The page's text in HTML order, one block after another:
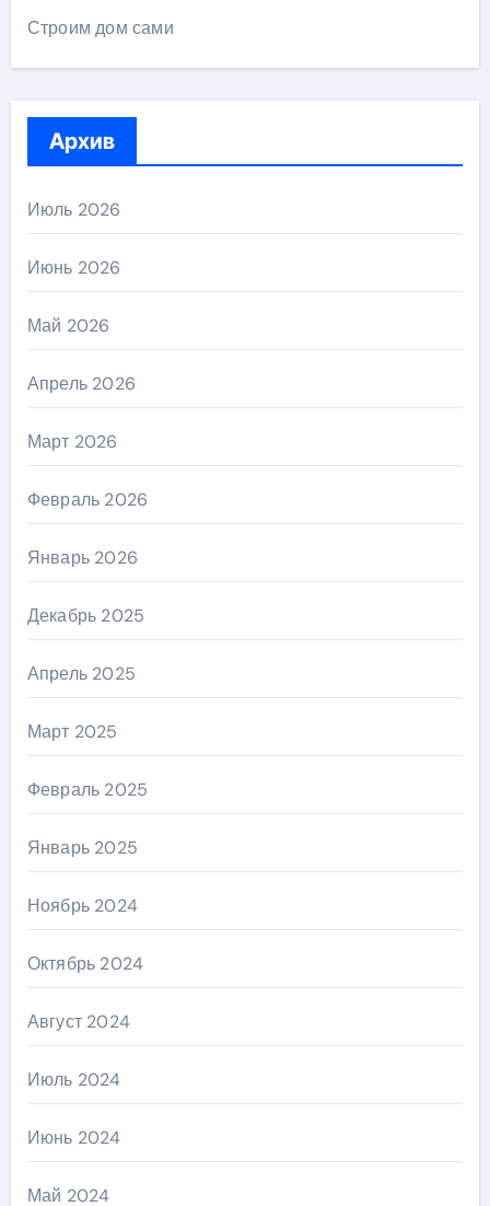
Строим дом сами
Архив
Июль 2026
Июнь 2026
Май 2026
Апрель 2026
Март 2026
Февраль 2026
Январь 2026
Декабрь 2025
Апрель 2025
Март 2025
Февраль 2025
Январь 2025
Ноябрь 2024
Октябрь 2024
Август 2024
Июль 2024
Июнь 2024
Май 2024